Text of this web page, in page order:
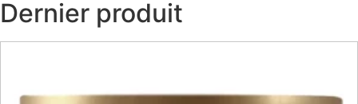
Dernier produit